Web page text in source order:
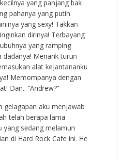
yang panjang bak
pahanya yang putih
yang sexy! Takkan
dirinya! Terbayang
yang ramping
Menarik turun
alat kejantananku
Memompanya dengan
Dan.. “Andrew?”
gelagapan aku menjawab
telah berapa lama
yang sedang melamun
di Hard Rock Cafe ini. He